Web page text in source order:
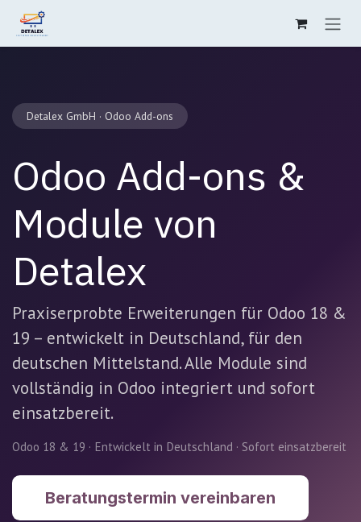
Zum Inhalt springen
Detalex GmbH · Odoo Add-ons
Odoo Add-ons &
Module von
Detalex
Praxiserprobte Erweiterungen für Odoo 18 &
19 – entwickelt in Deutschland, für den
deutschen Mittelstand. Alle Module sind
vollständig in Odoo integriert und sofort
einsatzbereit.
Odoo 18 & 19 · Entwickelt in Deutschland · Sofort einsatzbereit
Beratungstermin vereinbaren